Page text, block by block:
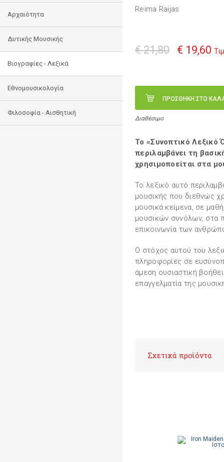
Αρχαιότητα
Δυτικής Μουσικής
Βιογραφίες - Λεξικά
Εθνομουσικολογία
Φιλοσοφία - Αισθητική
Reima Raijas
€ 21,80 € 19,60
ΠΡΟΣΘΗΚΗ ΣΤΟ
Διαθέσιμο
Το «Συνοπτικό
περιλαμβάνει τη
χρησιμοποείται στα
Το λεξικό αυτό
μουσικής που διεθνώς
μουσικά κείμενα, σε
μουσικών συνόλων, στα
επικοινωνία των
Ο στόχος αυτού του
πληροφορίες σε
άμεση ουσιαστική
επαγγελματία της
Σχετικά προϊόντα